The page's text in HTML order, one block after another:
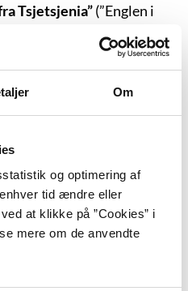
Om
og optimering af
tid ændre eller
at klikke på ”Cookies” i
mere om de anvendte
Tsjetsjenia”(”Englen i
Seierstads oplevelser fra
Første gang i 1994, da
ud for at dække den. Tolv
til Kaukasus.
af hund, der er blevet
12-årige dreng Timur, som
og bor i et
der kun er betonskelettet
han fanger og steger
loftet er sprængt bort.
rester af mad og stjæler